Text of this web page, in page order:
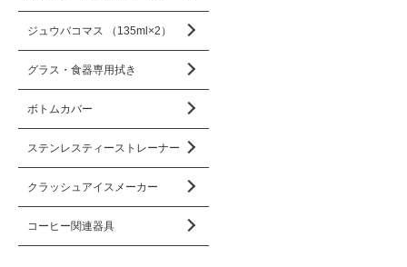
ジュウバコマス （135ml×2）
グラス・食器専用拭き
ボトムカバー
ステンレスティーストレーナー
クラッシュアイスメーカー
コーヒー関連器具